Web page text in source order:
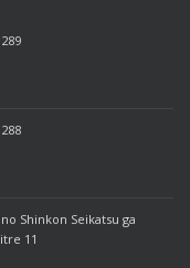
Shinkon Seikatsu ga
11